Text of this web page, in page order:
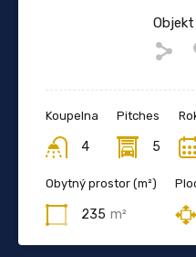
Objekt
Koupelna
4
Pitches
5
Obytný prostor (m²)
235 m²